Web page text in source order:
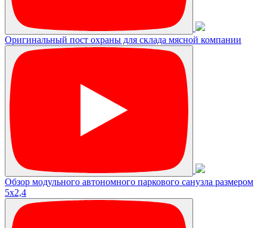
Оригинальный пост охраны для склада мясной компании
Обзор модульного автономного паркового санузла размером
5х2,4